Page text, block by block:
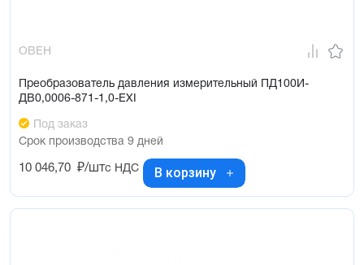
ОВЕН
Преобразователь давления измерительный ПД100И-
ДВ0,0006-871-1,0-ЕХI
Под заказ
Срок производства 9 дней
10 046,70 ₽/штс НДС В корзину